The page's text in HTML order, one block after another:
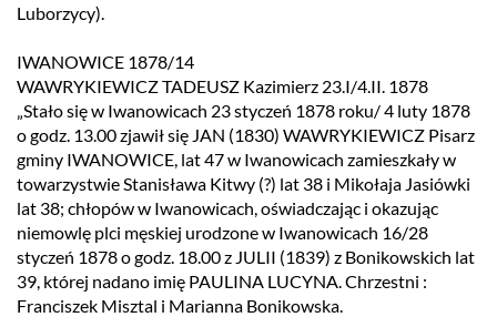
Luborzycy).
IWANOWICE 1878/14
WAWRYKIEWICZ TADEUSZ Kazimierz 23.I/4.II. 1878
„Stało się w Iwanowicach 23 styczeń 1878 roku/ 4 luty 1878
o godz. 13.00 zjawił się JAN (1830) WAWRYKIEWICZ Pisarz
gminy IWANOWICE, lat 47 w Iwanowicach zamieszkały w
towarzystwie Stanisława Kitwy (?) lat 38 i Mikołaja Jasiówki
lat 38; chłopów w Iwanowicach, oświadczając i okazując
niemowlę plci męskiej urodzone w Iwanowicach 16/28
styczeń 1878 o godz. 18.00 z JULII (1839) z Bonikowskich lat
39, której nadano imię PAULINA LUCYNA. Chrzestni :
Franciszek Misztal i Marianna Bonikowska.